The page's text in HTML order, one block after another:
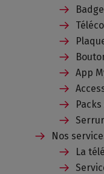
App
Nos
La